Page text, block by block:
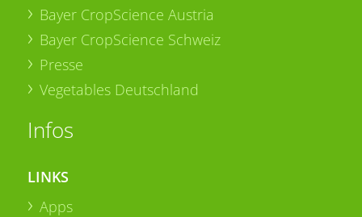
Bayer CropScience Austria
Bayer CropScience Schweiz
Presse
Vegetables Deutschland
Infos
LINKS
Apps